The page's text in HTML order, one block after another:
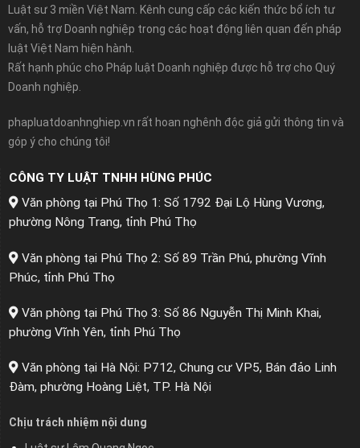
Luật sư 3 miền Việt Nam. Kênh cung cấp các kiến thức bổ ích tư
vấn, hỗ trợ Doanh nghiệp trong các hoạt động liên quan đến pháp
luật Việt Nam hiện hành.
Rất hạnh phúc cho Pháp luật Doanh nghiệp được hỗ trợ cho Quý
Doanh nghiệp.
phapluatdoanhnghiep.vn rất hoan nghênh độc giả gửi thông tin và
góp ý cho chúng tôi!
CÔNG TY LUẬT TNHH HÙNG PHÚC
Văn phòng tại Phú Thọ 1: Số 1792 Đại Lộ Hùng Vương,
phường Nông Trang, tỉnh Phú Thọ
Văn phòng tại Phú Thọ 2: Số 89 Trần Phú, phường Vĩnh
Phúc, tỉnh Phú Thọ
Văn phòng tại Phú Thọ 3: Số 86 Nguyễn Thị Minh Khai,
phường Vĩnh Yên, tỉnh Phú Thọ
Văn phòng tại Hà Nội: P712, Chung cư VP5, Bán đảo Linh
Đàm, phường Hoàng Liệt, TP. Hà Nội
Chịu trách nhiệm nội dung